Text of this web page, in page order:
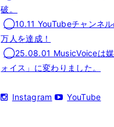
破。
◯10.11 YouTubeチャンネ
万人を達成！
◯25.08.01 MusicVoiceは媒
ォイス」に変わりました。
Instagram YouTube